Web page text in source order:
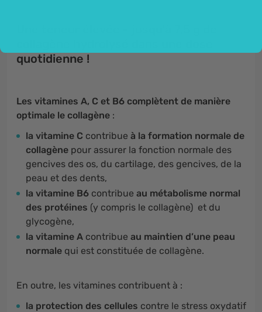
quotidienne !
Les vitamines A, C et B6 complètent de manière
optimale le collagène :
la vitamine C contribue à la formation normale de
collagène pour assurer la fonction normale des
gencives des os, du cartilage, des gencives, de la
peau et des dents,
la vitamine B6 contribue au métabolisme normal
des protéines (y compris le collagène) et du
glycogène,
la vitamine A contribue au maintien d’une peau
normale qui est constituée de collagène.
En outre, les vitamines contribuent à :
la protection des cellules contre le stress oxydatif